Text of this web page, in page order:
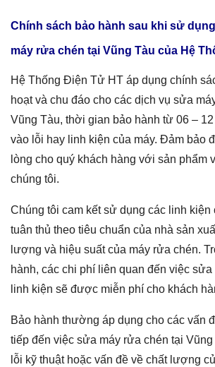
Chính sách bảo hành sau khi sử
máy rửa chén tại Vũng Tàu của Hệ
Hệ Thống Điện Tử HT áp dụng chính
hoạt và chu đáo cho các dịch vụ sửa
Vũng Tàu, thời gian bảo hành từ 06 –
vào lỗi hay linh kiện của máy. Đảm bảo
lòng cho quý khách hàng với sản phẩm
chúng tôi.
Chúng tôi cam kết sử dụng các linh kiện
tuân thủ theo tiêu chuẩn của nhà sản
lượng và hiệu suất của máy rửa chén.
hành, các chi phí liên quan đến việc
linh kiện sẽ được miễn phí cho khách
Bảo hành thường áp dụng cho các vấn
tiếp đến việc sửa máy rửa chén tại Vũng
lỗi kỹ thuật hoặc vấn đề về chất lượng